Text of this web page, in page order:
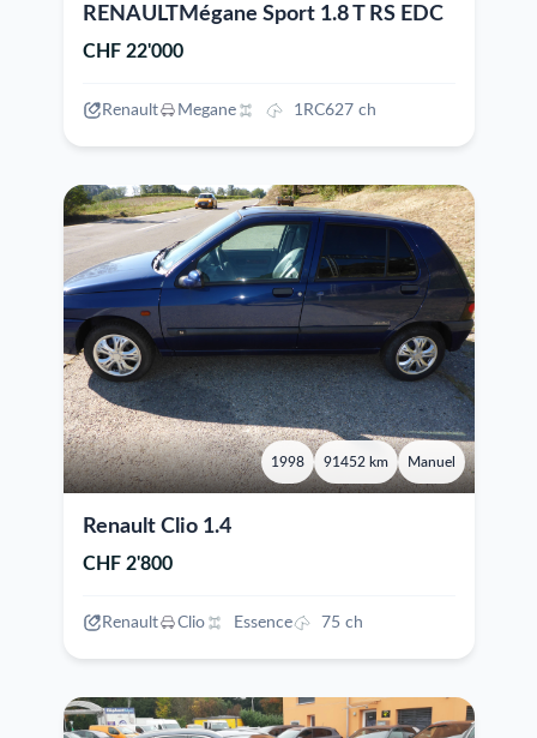
RENAULTMégane Sport 1.8 T RS EDC
CHF 22'000
Renault Megane 1RC627 ch
1998 91452 km Manuel
Renault Clio 1.4
CHF 2'800
Renault Clio Essence 75 ch